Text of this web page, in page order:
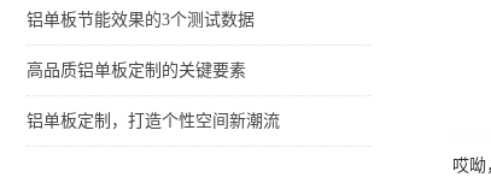
铝单板节能效果的3个测试数据
高品质铝单板定制的关键要素
铝单板定制，打造个性空间新潮流
哎呦